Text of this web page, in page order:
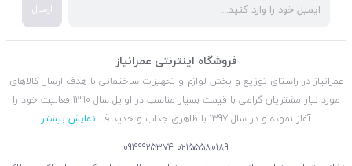
ارسال
فروشگاه اینترنتی عمرانیاز
عمرانیاز در راستای توزیع و پخش لوازم و تجهیزات ساختمانی با هدف ارسال کالاهای
مورد نیاز مشتریان گرامی با قیمت بسیار مناسب در اوایل سال 1390 فعالیت خود را
آغاز نموده و در سال 1397 با ظاهری جذاب و جدید ف
نمایش بیشتر
02155580189
09199925374